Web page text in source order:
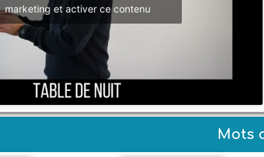
marketing et activer ce contenu
Mots